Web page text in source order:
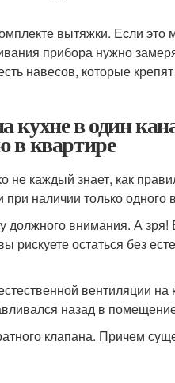
вытяжки. Если это
прибора нужно
навесов, которые
в один
в квартире
не каждый знает, как
наличии только одного
внимания. А зря!
рискуете остаться без
вентиляции на
назад в
клапана. Причем